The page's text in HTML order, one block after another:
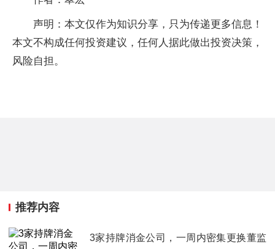
声明：本文仅作为知识分享，只为传递更多信息！
本文不构成任何投资建议，任何人据此做出投资决策，
风险自担。
推荐内容
3家持牌消金公司，一周内密集更换董监